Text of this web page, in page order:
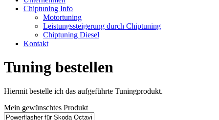
Chiptuning Info
Motortuning
Leistungssteigerung durch Chiptuning
Chiptuning Diesel
Kontakt
Tuning bestellen
Hiermit bestelle ich das aufgeführte Tuningprodukt.
Mein gewünschtes Produkt